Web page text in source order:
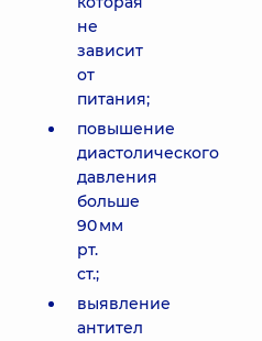
не
зависит
от
питания;
повышение
диастолического
давления
больше
90 мм
рт.
ст.;
выявление
антител